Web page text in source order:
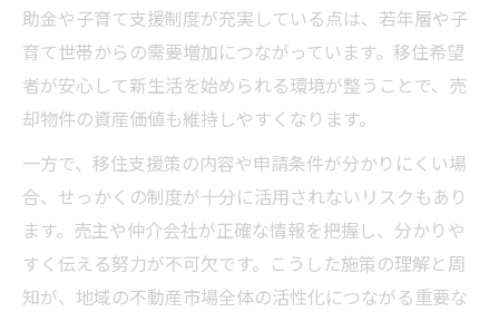
助金や子育て支援制度が充実している点は、若年層や子
育て世帯からの需要増加につながっています。移住希望
者が安心して新生活を始められる環境が整うことで、売
却物件の資産価値も維持しやすくなります。
一方で、移住支援策の内容や申請条件が分かりにくい場
合、せっかくの制度が十分に活用されないリスクもあり
ます。売主や仲介会社が正確な情報を把握し、分かりや
すく伝える努力が不可欠です。こうした施策の理解と周
知が、地域の不動産市場全体の活性化につながる重要な